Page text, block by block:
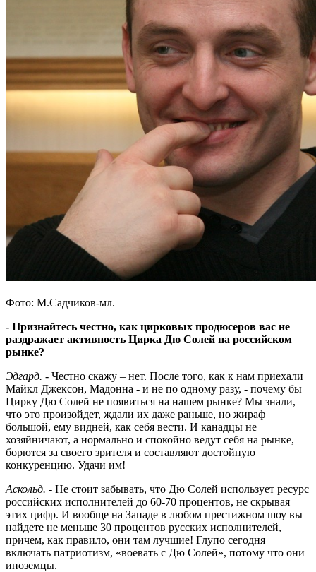
Фото: М.Садчиков-мл.
- Признайтесь честно, как цирковых продюсеров вас не
раздражает активность Цирка Дю Солей на российском
рынке?
Эдгард. - Честно скажу – нет. После того, как к нам приехали
Майкл Джексон, Мадонна - и не по одному разу, - почему бы
Цирку Дю Солей не появиться на нашем рынке? Мы знали,
что это произойдет, ждали их даже раньше, но жираф
большой, ему видней, как себя вести. И канадцы не
хозяйничают, а нормально и спокойно ведут себя на рынке,
борются за своего зрителя и составляют достойную
конкуренцию. Удачи им!
Аскольд. - Не стоит забывать, что Дю Солей использует ресурс
российских исполнителей до 60-70 процентов, не скрывая
этих цифр. И вообще на Западе в любом престижном шоу вы
найдете не меньше 30 процентов русских исполнителей,
причем, как правило, они там лучшие! Глупо сегодня
включать патриотизм, «воевать с Дю Солей», потому что они
иноземцы.